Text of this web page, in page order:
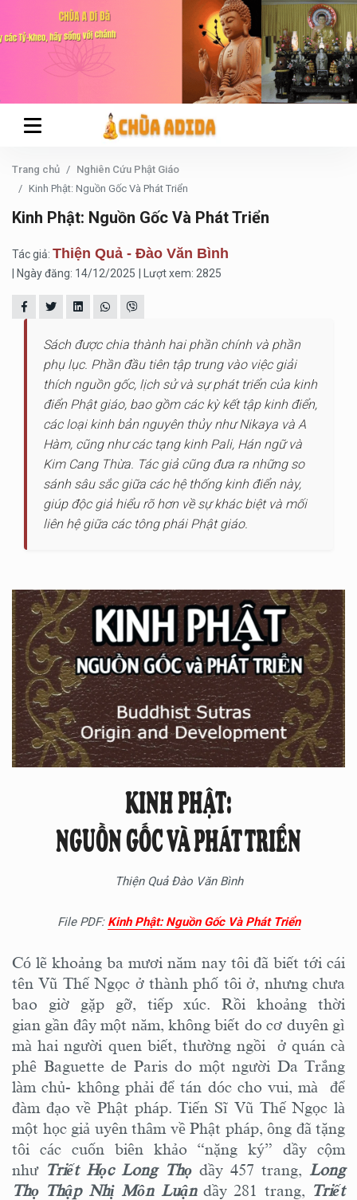
Trang chủ
Nghiên Cứu Phật Giáo
Kinh Phật: Nguồn Gốc Và Phát Triển
Kinh Phật: Nguồn Gốc Và Phát Triển
Tác giả: Thiện Quả - Đào Văn Bình
| Ngày đăng: 14/12/2025 | Lượt xem: 2825
Sách được chia thành hai phần chính và phần
phụ lục. Phần đầu tiên tập trung vào việc giải
thích nguồn gốc, lịch sử và sự phát triển của kinh
điển Phật giáo, bao gồm các kỳ kết tập kinh điển,
các loại kinh bản nguyên thủy như Nikaya và A
Hàm, cũng như các tạng kinh Pali, Hán ngữ và
Kim Cang Thừa. Tác giả cũng đưa ra những so
sánh sâu sắc giữa các hệ thống kinh điển này,
giúp độc giả hiểu rõ hơn về sự khác biệt và mối
liên hệ giữa các tông phái Phật giáo.
KINH PHẬT:
NGUỒN GỐC VÀ PHÁT TRIỂN
Thiện Quả Đào Văn Bình
File PDF: Kinh Phật: Nguồn Gốc Và Phát Triển
Có lẽ khoảng ba mươi năm nay tôi đã biết tới cái
tên Vũ Thế Ngọc ở thành phố tôi ở, nhưng chưa
bao giờ gặp gỡ, tiếp xúc. Rồi khoảng thời
gian gần đây một năm, không biết do cơ duyên gì
mà hai người quen biết, thường ngồi ở quán cà
phê Baguette de Paris do một người Da Trắng
làm chủ- không phải để tán dóc cho vui, mà để
đàm đạo về Phật pháp. Tiến Sĩ Vũ Thế Ngọc là
một học giả uyên thâm về Phật pháp, ông đã tặng
tôi các cuốn biên khảo “nặng ký” dầy cộm
như Triết Học Long Thọ dầy 457 trang, Long
Thọ Thập Nhị Môn Luậndầy 281 trang, Triết